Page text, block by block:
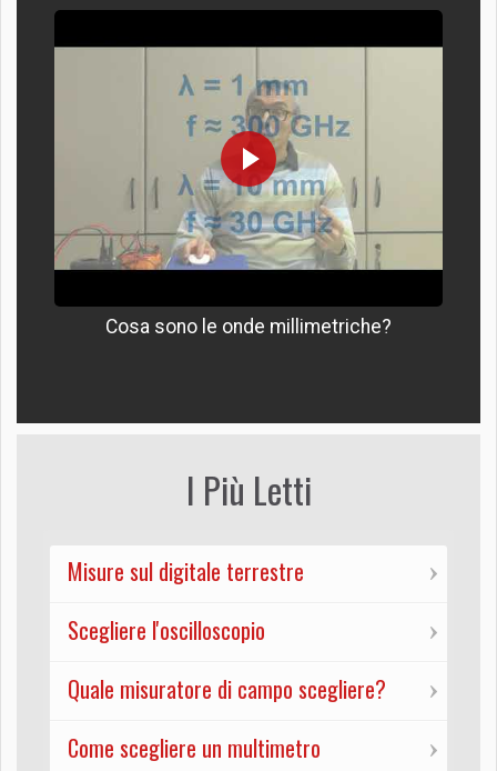
Cosa sono le onde millimetriche?
I Più Letti
Misure sul digitale terrestre
Scegliere l'oscilloscopio
Quale misuratore di campo scegliere?
Come scegliere un multimetro